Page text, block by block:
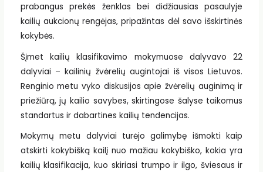
prabangus prekės ženklas bei didžiausias pasaulyje
kailių aukcionų rengėjas, pripažintas dėl savo išskirtinės
kokybės.
Šįmet kailių klasifikavimo mokymuose dalyvavo 22
dalyviai – kailinių žvėrelių augintojai iš visos Lietuvos.
Renginio metu vyko diskusijos apie žvėrelių auginimą ir
priežiūrą, jų kailio savybes, skirtingose šalyse taikomus
standartus ir dabartines kailių tendencijas.
Mokymų metu dalyviai turėjo galimybę išmokti kaip
atskirti kokybišką kailį nuo mažiau kokybiško, kokia yra
kailių klasifikacija, kuo skiriasi trumpo ir ilgo, šviesaus ir